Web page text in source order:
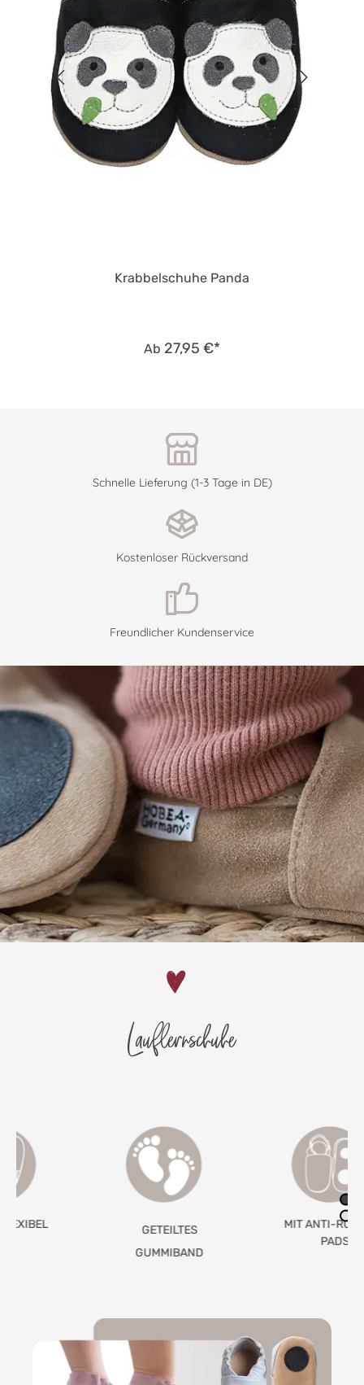
Krabbelschuhe Panda
Ab 27,95 €*
Schnelle Lieferung (1-3 Tage in DE)
Kostenloser Rückversand
Freundlicher Kundenservice
Lauflernschuhe
MIT ANTI-RUTSCH-